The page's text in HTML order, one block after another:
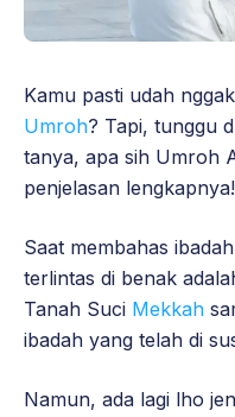
Kamu pasti udah
Umroh? Tapi, tunggu
tanya, apa sih Umroh
penjelasan lengkapnya!
Saat membahas
terlintas di benak
Tanah Suci Mekkah
ibadah yang telah di
Namun, ada lagi lho